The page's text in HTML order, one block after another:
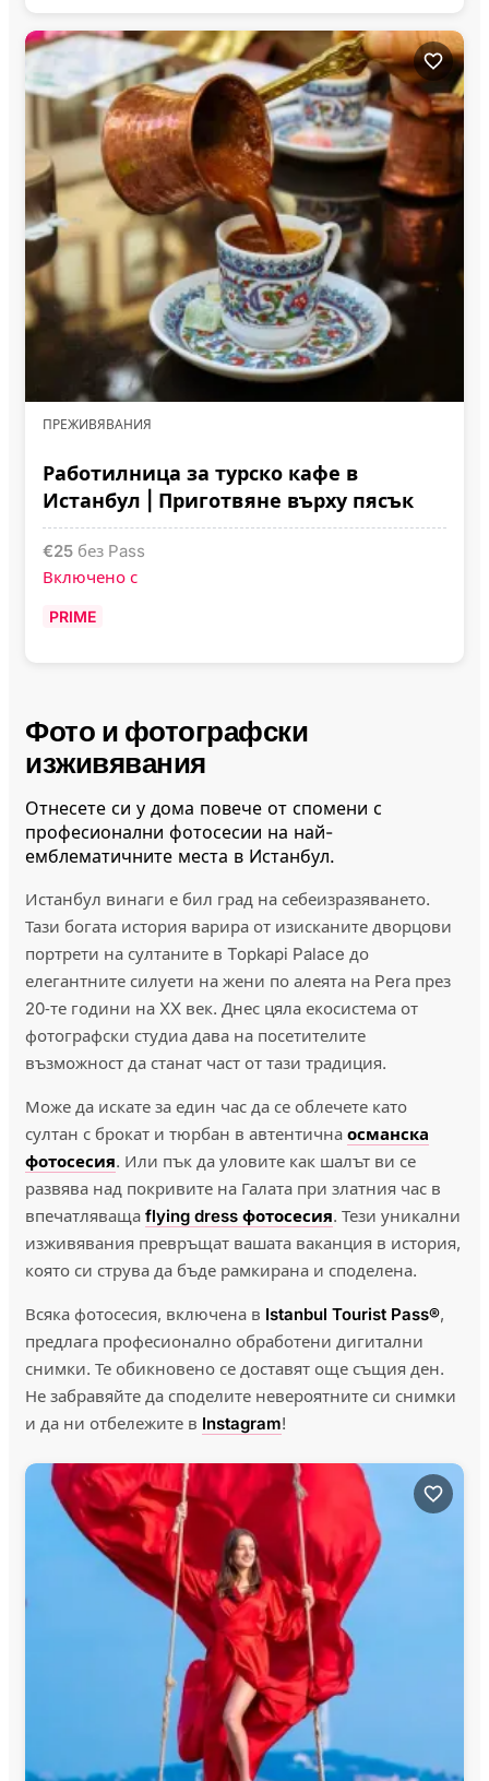
ПРЕЖИВЯВАНИЯ
Работилница за турско кафе в
Истанбул | Приготвяне върху пясък
€25 без Pass
Включено с
PRIME
Фото и фотографски
изживявания
Отнесете си у дома повече от спомени с
професионални фотосесии на най-
емблематичните места в Истанбул.
Истанбул винаги е бил град на себеизразяването.
Тази богата история варира от изисканите дворцови
портрети на султаните в Topkapi Palace до
елегантните силуети на жени по алеята на Pera през
20‑те години на XX век. Днес цяла екосистема от
фотографски студиа дава на посетителите
възможност да станат част от тази традиция.
Може да искате за един час да се облечете като
султан с брокат и тюрбан в автентична османска
фотосесия. Или пък да уловите как шалът ви се
развява над покривите на Галата при златния час в
впечатляваща flying dress фотосесия. Тези уникални
изживявания превръщат вашата ваканция в история,
която си струва да бъде рамкирана и споделена.
Всяка фотосесия, включена в Istanbul Tourist Pass®,
предлага професионално обработени дигитални
снимки. Те обикновено се доставят още същия ден.
Не забравяйте да споделите невероятните си снимки
и да ни отбележите в Instagram!